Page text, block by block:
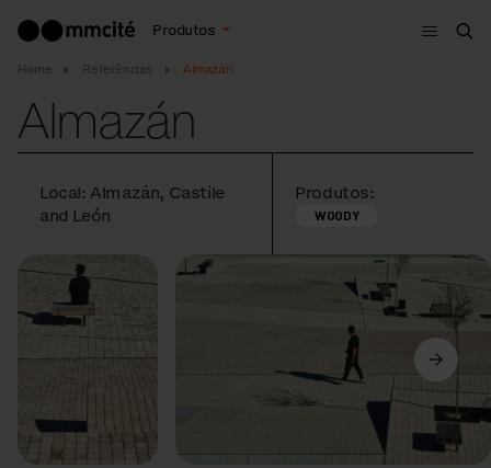
Produtos
Menu
Home Referências Almazán
Almazán
Local: Almazán, Castile
and León
Produtos:
WOODY
Anterior Seguinte